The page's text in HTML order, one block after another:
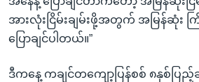
အားလုံးငြိမ်းချမ်းဖို့အတွက် အမြန်ဆုံး က
ပြောချင်ပါတယ်။”
ဒီကနေ့ ကချင်တကျော့ပြန်စစ် ၈နှစ်ပြည့်